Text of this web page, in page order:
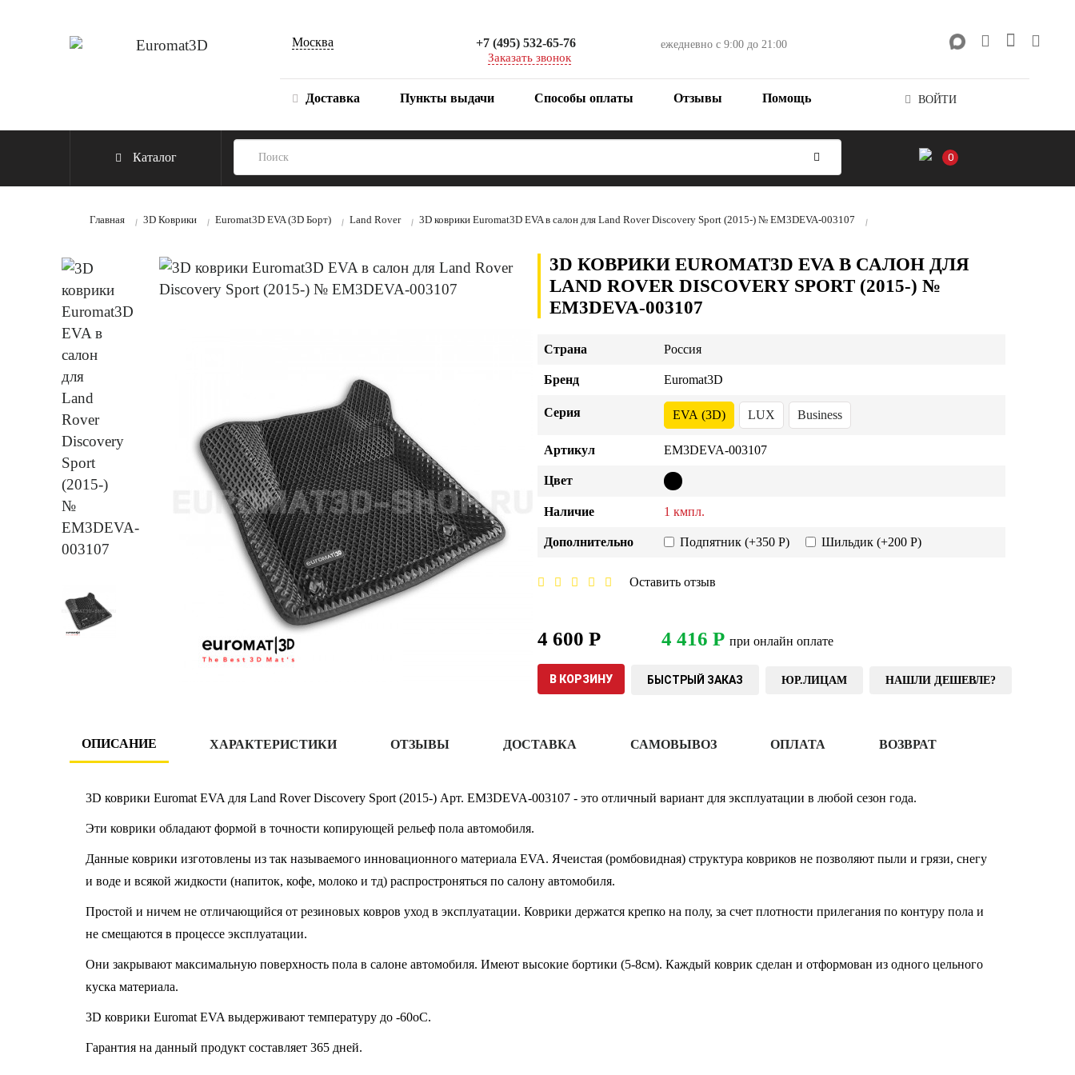
Москва +7 (495) 532-65-76
Заказать звонок
ежедневнос 9:00 до 21:00
Доставка Пункты выдачи Способы оплаты Отзывы Помощь ВОЙТИ
Каталог 0
Главная 3D Коврики Euromat3D EVA (3D Борт) Land Rover 3D коврики Euromat3D EVA в салон для Land Rover Discovery Sport (2015-) № EM3DEVA-003107
3D КОВРИКИ EUROMAT3D EVA В САЛОН ДЛЯ
LAND ROVER DISCOVERY SPORT (2015-) №
EM3DEVA-003107
Страна Россия
Бренд Euromat3D
Серия EVA (3D) LUX Business
Артикул EM3DEVA-003107
Цвет
Наличие 1 кмпл.
Дополнительно Подпятник (+350 Р) Шильдик (+200 Р)
Оставить отзыв
4 600 Р 4 416 Р при онлайн оплате
В КОРЗИНУ БЫСТРЫЙ ЗАКАЗ ЮР.ЛИЦАМ НАШЛИ ДЕШЕВЛЕ?
ОПИСАНИЕ ХАРАКТЕРИСТИКИ ОТЗЫВЫ ДОСТАВКА САМОВЫВОЗ ОПЛАТА ВОЗВРАТ
3D коврики Euromat EVA для Land Rover Discovery Sport (2015-) Арт. EM3DEVA-003107 - это отличный вариант для эксплуатации в любой сезон года.
Эти коврики обладают формой в точности копирующей рельеф пола автомобиля.
Данные коврики изготовлены из так называемого инновационного материала EVA. Ячеистая (ромбовидная) структура ковриков не позволяют пыли и грязи, снегу
и воде и всякой жидкости (напиток, кофе, молоко и тд) распростроняться по салону автомобиля.
Простой и ничем не отличающийся от резиновых ковров уход в эксплуатации. Коврики держатся крепко на полу, за счет плотности прилегания по контуру пола и
не смещаются в процессе эксплуатации.
Они закрывают максимальную поверхность пола в салоне автомобиля. Имеют высокие бортики (5-8см). Каждый коврик сделан и отформован из одного цельного
куска материала.
3D коврики Euromat EVA выдерживают температуру до -60oC.
Гарантия на данный продукт составляет 365 дней.